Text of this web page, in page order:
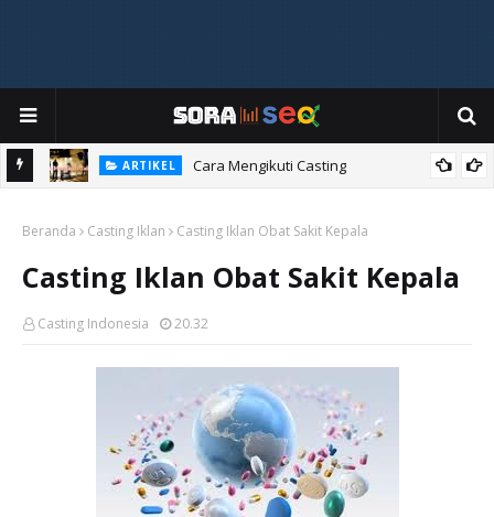
ARTIKEL Cara Mengikuti Casting
Beranda Casting Iklan Casting Iklan Obat Sakit Kepala
Casting Iklan Obat Sakit Kepala
Casting Indonesia 20.32